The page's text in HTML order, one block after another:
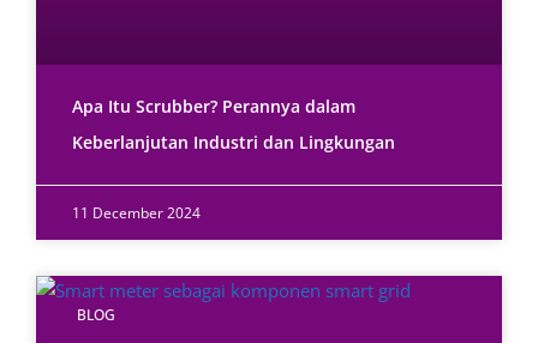
Apa Itu Scrubber? Perannya dalam
Keberlanjutan Industri dan Lingkungan
11 December 2024
BLOG